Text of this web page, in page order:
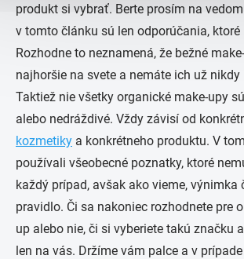
produkt si vybrať. Berte prosím na
v tomto článku sú len odporúčania,
Rozhodne to neznamená, že bežné
najhoršie na svete a nemáte ich už
Taktiež nie všetky organické make-upy
alebo nedráždivé. Vždy závisí od
kozmetiky a konkrétneho produktu. V
používali všeobecné poznatky, ktoré
každý prípad, avšak ako vieme, výnimka
pravidlo. Či sa nakoniec rozhodnete pre
up alebo nie, či si vyberiete takú značku
len na vás. Držíme vám palce a v